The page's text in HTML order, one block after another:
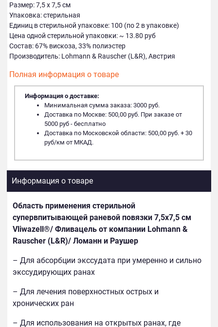
Размер: 7,5 х 7,5 см
Упаковка: стерильная
Единиц в стерильной упаковке: 100 (по 2 в упаковке)
Цена одной стерильной упаковки: ~ 13.80 руб
Состав: 67% вискоза, 33% полиэстер
Производитель: Lohmann & Rauscher (L&R), Австрия
Полная информация о товаре
Информация о доставке:
Минимальная сумма заказа: 3000 руб.
Доставка по Москве: 500,00 руб. При заказе от
5000 руб - бесплатно
Доставка по Московской области: 500,00 руб. + 30
руб/км от МКАД.
Информация о товаре
Область применения стерильной
супервпитывающей раневой повязки 7,5х7,5 см
Vliwazell®/ Фливацель от компании Lohmann &
Rauscher (L&R)/ Ломанн и Раушер
– Для абсорбции экссудата при умеренно и сильно
экссудирующих ранах
– Для лечения поверхностных острых и
хронических ран
– Для использования на открытых ранах, где